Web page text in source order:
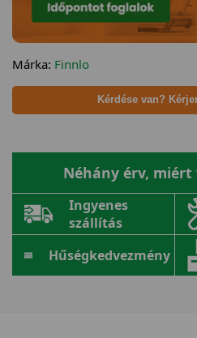
Márka: Finnlo
Kérdése van?
Néhány érv,
Ingyenes
szállítás
Hűségkedvezmény